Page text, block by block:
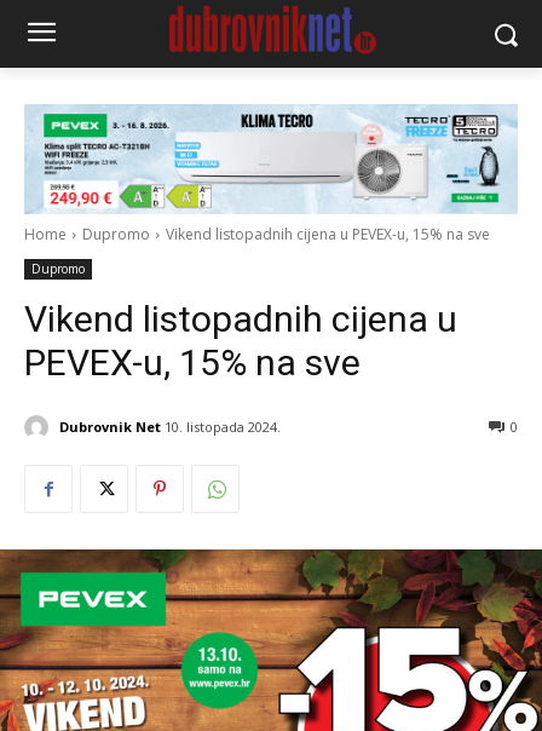
Home Dupromo Vikend listopadnih cijena u PEVEX-u, 15% na sve
Dupromo
Vikend listopadnih cijena u
PEVEX-u, 15% na sve
Dubrovnik Net 10. listopada 2024. 0